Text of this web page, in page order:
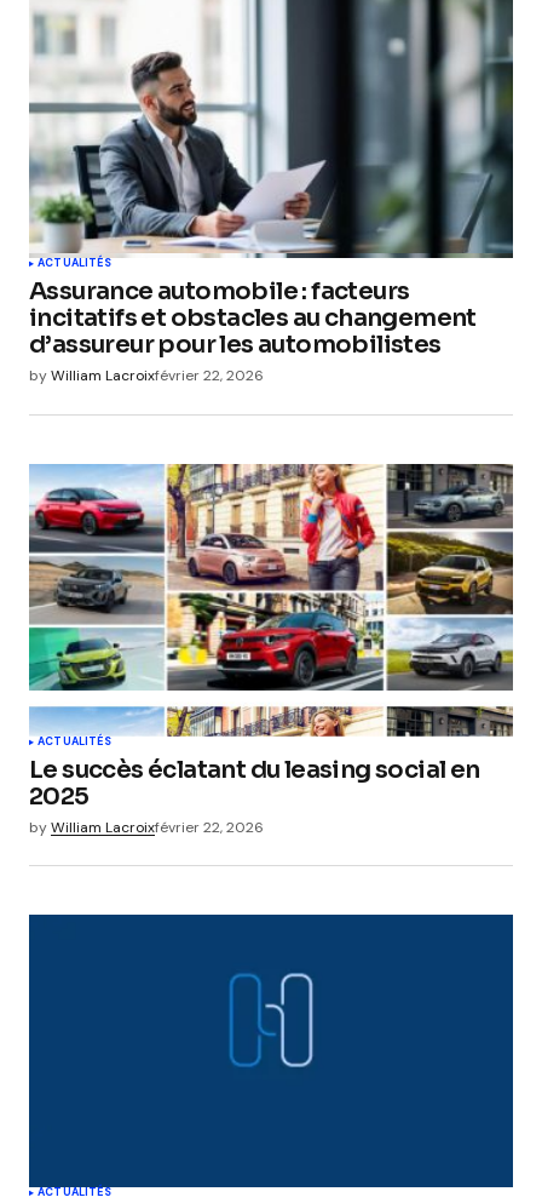
ACTUALITÉS
Assurance automobile : facteurs
incitatifs et obstacles au changement
d’assureur pour les automobilistes
byWilliam Lacroixfévrier 22, 2026
ACTUALITÉS
Le succès éclatant du leasing social en
2025
byWilliam Lacroixfévrier 22, 2026
ACTUALITÉS